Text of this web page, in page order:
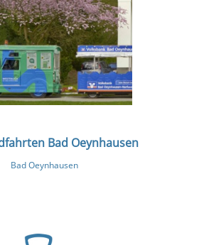
Bad Oeynhausen
Bad Oeynhausen